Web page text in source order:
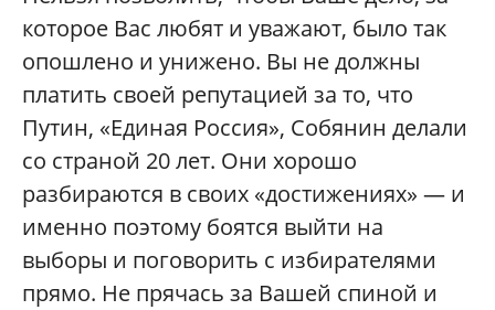
которое Вас любят и уважают, было так
опошлено и унижено. Вы не должны
платить своей репутацией за то, что
Путин, «Единая Россия», Собянин делали
со страной 20 лет. Они хорошо
разбираются в своих «достижениях» — и
именно поэтому боятся выйти на
выборы и поговорить с избирателями
прямо. Не прячась за Вашей спиной и